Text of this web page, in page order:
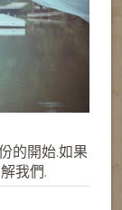
的開始.如果
我們.